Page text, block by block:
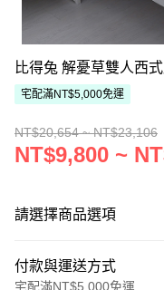
比得兔 解憂草雙人西
宅配滿NT$5,000免運
NT$20,654 ~ NT$23,106
NT$9,800 ~
請選擇商品選項
付款與運送方式
宅配滿NT$5,000免運